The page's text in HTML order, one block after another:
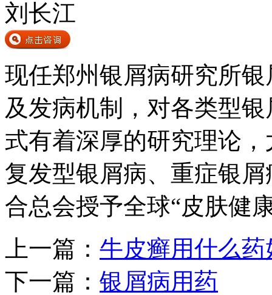
刘长江
现任郑州银屑病研究所
及发病机制，对各类型
式有着深厚的研究理论
复发型银屑病、重症银
合总会授予全球“皮肤健
上一篇： 牛皮癣用什么药
下一篇： 银屑病用药